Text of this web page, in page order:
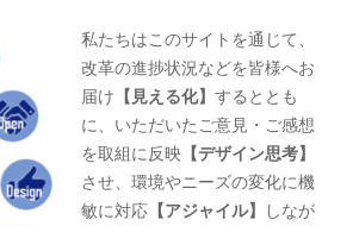
私たちはこのサイトを通じて、
改革の進捗状況などを皆様へお
届け 【見える化】するととも
に、いただいたご意見・ご感想
を取組に反映 【デザイン思考】
させ、環境やニーズの変化に機
敏に対応 【アジャイル】
しなが